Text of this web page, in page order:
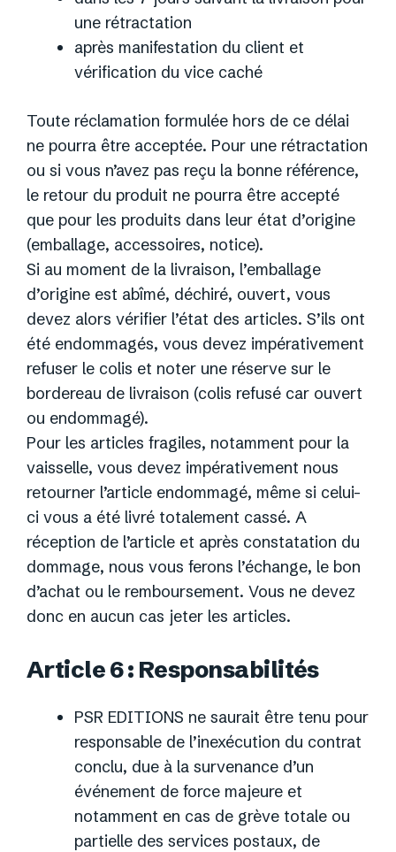
une rétractation
après manifestation du client et
vérification du vice caché
Toute réclamation formulée hors de ce délai
ne pourra être acceptée. Pour une rétractation
ou si vous n’avez pas reçu la bonne référence,
le retour du produit ne pourra être accepté
que pour les produits dans leur état d’origine
(emballage, accessoires, notice).
Si au moment de la livraison, l’emballage
d’origine est abîmé, déchiré, ouvert, vous
devez alors vérifier l’état des articles. S’ils ont
été endommagés, vous devez impérativement
refuser le colis et noter une réserve sur le
bordereau de livraison (colis refusé car ouvert
ou endommagé).
Pour les articles fragiles, notamment pour la
vaisselle, vous devez impérativement nous
retourner l’article endommagé, même si celui-
ci vous a été livré totalement cassé. A
réception de l’article et après constatation du
dommage, nous vous ferons l’échange, le bon
d’achat ou le remboursement. Vous ne devez
donc en aucun cas jeter les articles.
Article 6 : Responsabilités
PSR EDITIONS ne saurait être tenu pour
responsable de l’inexécution du contrat
conclu, due à la survenance d’un
événement de force majeure et
notamment en cas de grève totale ou
partielle des services postaux, de